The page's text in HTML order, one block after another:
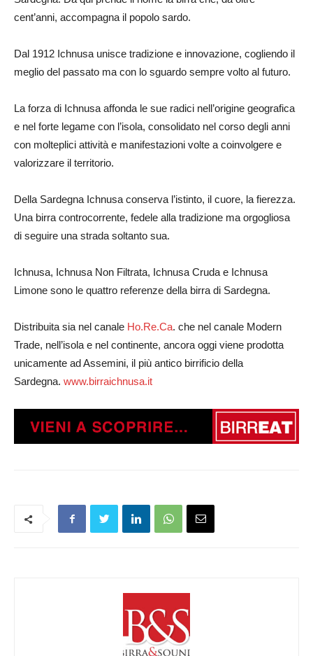
cent’anni, accompagna il popolo sardo.
Dal 1912 Ichnusa unisce tradizione e innovazione, cogliendo il
meglio del passato ma con lo sguardo sempre volto al futuro.
La forza di Ichnusa affonda le sue radici nell’origine geografica
e nel forte legame con l’isola, consolidato nel corso degli anni
con molteplici attività e manifestazioni volte a coinvolgere e
valorizzare il territorio.
Della Sardegna Ichnusa conserva l’istinto, il cuore, la fierezza.
Una birra controcorrente, fedele alla tradizione ma orgogliosa
di seguire una strada soltanto sua.
Ichnusa, Ichnusa Non Filtrata, Ichnusa Cruda e Ichnusa
Limone sono le quattro referenze della birra di Sardegna.
Distribuita sia nel canale Ho.Re.Ca. che nel canale Modern
Trade, nell’isola e nel continente, ancora oggi viene prodotta
unicamente ad Assemini, il più antico birrificio della
Sardegna. www.birraichnusa.it